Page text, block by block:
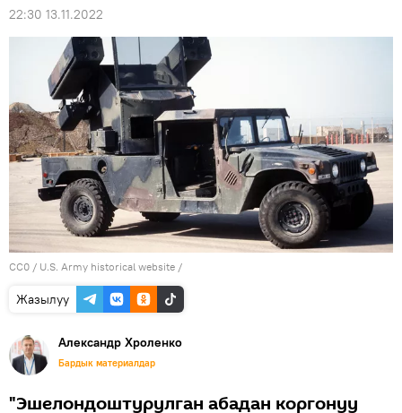
22:30 13.11.2022
CC0 / U.S. Army historical website /
Жазылуу
Александр Хроленко
Бардык материалдар
"Эшелондоштурулган абадан коргонуу